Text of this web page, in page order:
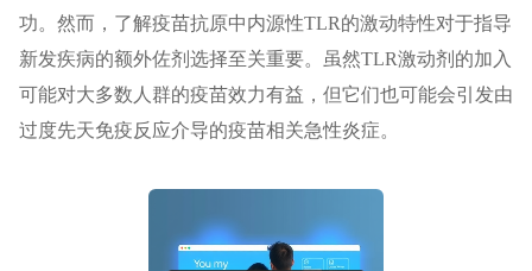
功。然而，了解疫苗抗原中内源性TLR的激动特性对于指导
新发疾病的额外佐剂选择至关重要。虽然TLR激动剂的加入
可能对大多数人群的疫苗效力有益，但它们也可能会引发由
过度先天免疫反应介导的疫苗相关急性炎症。